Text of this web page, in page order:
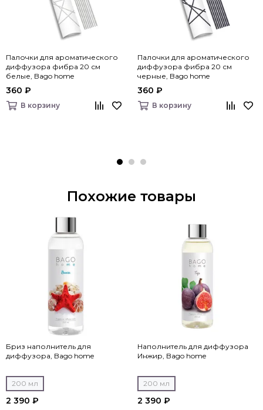
Палочки для ароматического
диффузора фибра 20 см
белые, Bago home
360 ₽
В корзину
Палочки для ароматического
диффузора фибра 20 см
черные, Bago home
360 ₽
В корзину
Похожие товары
Бриз наполнитель для
диффузора, Bago home
200 мл
2 390 ₽
Наполнитель для диффузора
Инжир, Bago home
200 мл
2 390 ₽